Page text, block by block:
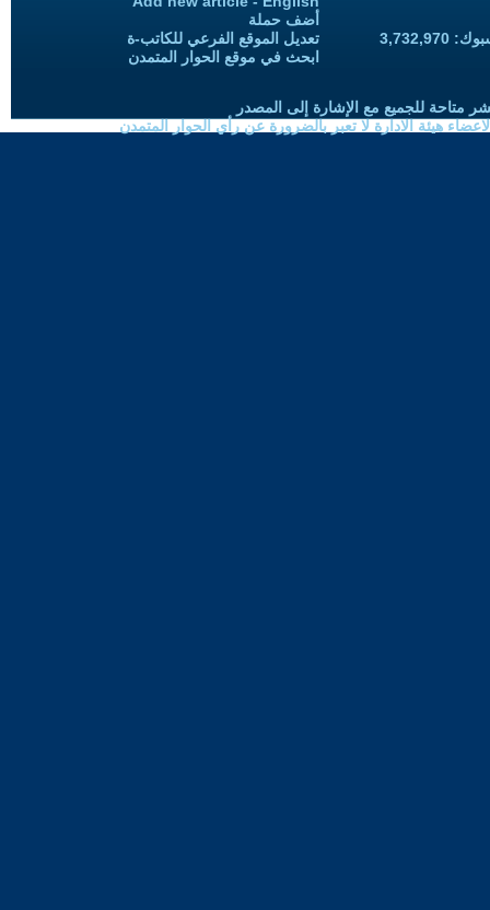
أضف حملة
تعديل الموقع الفرعي للكاتب-ة
ابحث في موقع الحوار المتمدن
متاحة للجميع مع الإشارة إلى المصدر
هيئة الادارة لا تعبر بالضرورة عن رأي الحوار المتمدن